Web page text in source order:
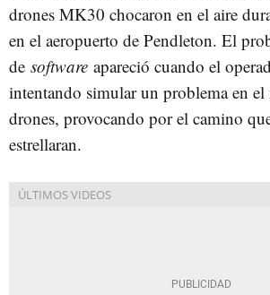
drones MK30 chocaron en el aire
en el aeropuerto de Pendleton. El
de software apareció cuando el
intentando simular un problema en el
drones, provocando por el camino
estrellaran.